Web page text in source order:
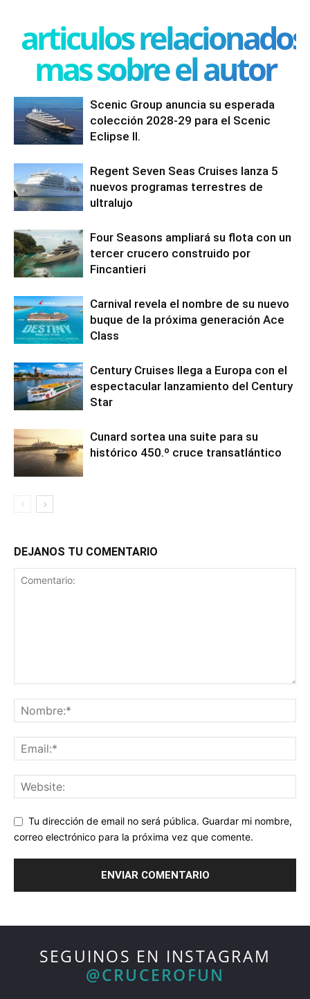
articulos relacionados
mas sobre el autor
Scenic Group anuncia su esperada
colección 2028-29 para el Scenic
Eclipse II.
Regent Seven Seas Cruises lanza 5
nuevos programas terrestres de
ultralujo
Four Seasons ampliará su flota con un
tercer crucero construido por
Fincantieri
Carnival revela el nombre de su nuevo
buque de la próxima generación Ace
Class
Century Cruises llega a Europa con el
espectacular lanzamiento del Century
Star
Cunard sortea una suite para su
histórico 450.º cruce transatlántico
DEJANOS TU COMENTARIO
Tu dirección de email no será pública. Guardar mi nombre,
correo electrónico para la próxima vez que comente.
SEGUINOS EN INSTAGRAM
@CRUCEROFUN